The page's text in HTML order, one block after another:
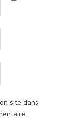
site dans